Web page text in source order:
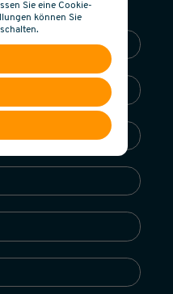
Sie eine Cookie-
können Sie